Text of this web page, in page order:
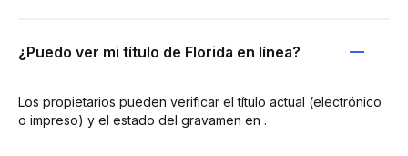
¿Puedo ver mi título de Florida en línea?
Los propietarios pueden verificar el título actual (electrónico
o impreso) y el estado del gravamen en .